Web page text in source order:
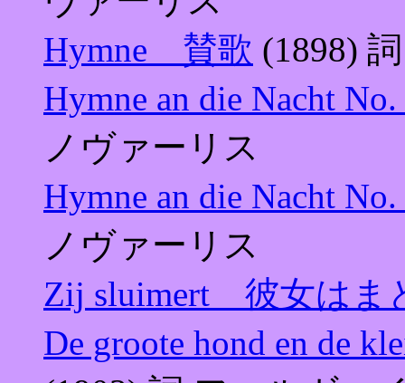
Hymne 賛歌 (1898)
Hymne an die Nacht
ノヴァーリス
Hymne an die Nacht
ノヴァーリス
Zij sluimert 彼女はま
De groote hond en de